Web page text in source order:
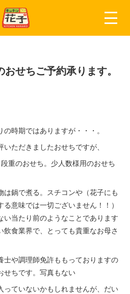
せちご予約承ります。
時期ではありますが・・・。
ただきましたおせちですが、
重のおせち。少人数様用のおせち
鍋で煮る。スチコンや（花子にも
意味では一切ございません！！）
い当たり前のようなことであります
食業界で、とっても貴重なお母さ
士や調理師免許ももっておりますの
せちです。写真もない
っていないかもしれませんが、だい